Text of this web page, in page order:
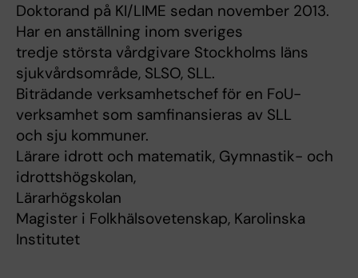
Doktorand på KI/LIME sedan november 2013.
Har en anställning inom sveriges
tredje största vårdgivare Stockholms läns
sjukvårdsområde, SLSO, SLL.
Biträdande verksamhetschef för en FoU-
verksamhet som samfinansieras av SLL
och sju kommuner.
Lärare idrott och matematik, Gymnastik- och
idrottshögskolan,
Lärarhögskolan
Magister i Folkhälsovetenskap, Karolinska
Institutet